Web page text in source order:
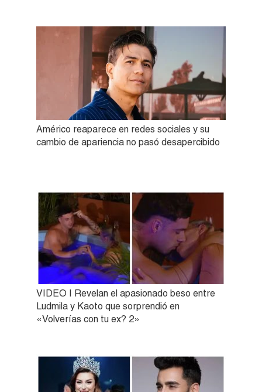
Américo reaparece en redes sociales y su
cambio de apariencia no pasó desapercibido
VIDEO | Revelan el apasionado beso entre
Ludmila y Kaoto que sorprendió en
«Volverías con tu ex? 2»